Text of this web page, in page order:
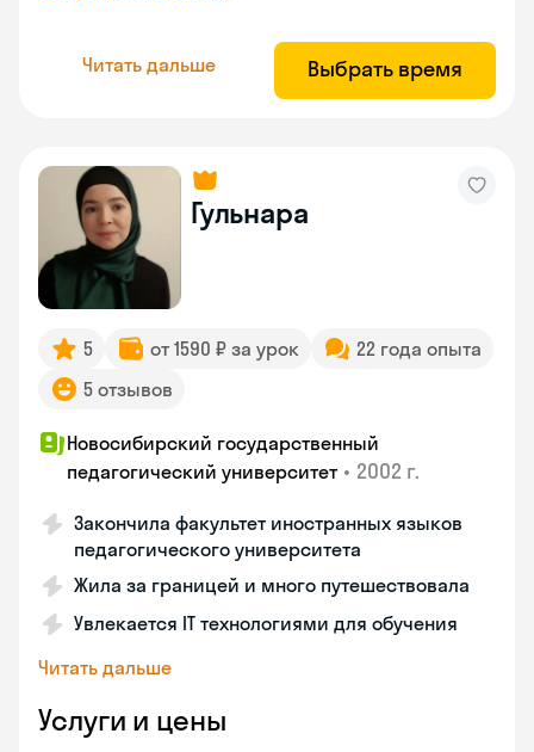
Читать дальше Выбрать время
Гульнара
5 от 1590 ₽ за урок
22 года опыта
5 отзывов
Новосибирский государственный
педагогический университет • 2002 г.
Закончила факультет иностранных языков
педагогического университета
Жила за границей и много путешествовала
Увлекается IT технологиями для обучения
Читать дальше
Услуги и цены